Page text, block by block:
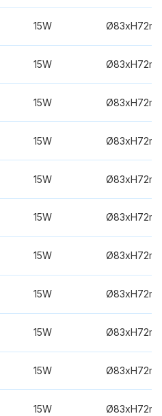
15W
15W
15W
15W
15W
15W
15W
15W
15W
15W
15W